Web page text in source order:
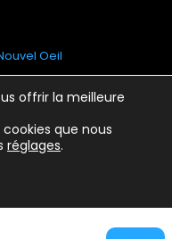
offrir la meilleure
que nous
réglages.
des cookies GDPR
Oeil